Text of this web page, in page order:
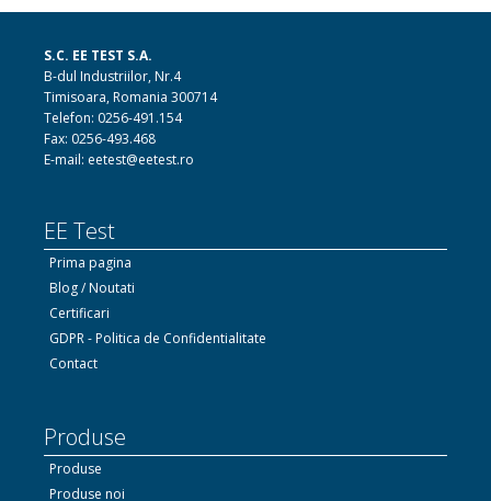
S.C. EE TEST S.A.
B-dul Industriilor, Nr.4
Timisoara, Romania 300714
Telefon: 0256-491.154
Fax: 0256-493.468
E-mail: eetest@eetest.ro
EE Test
Prima pagina
Blog / Noutati
Certificari
GDPR - Politica de Confidentialitate
Contact
Produse
Produse
Produse noi